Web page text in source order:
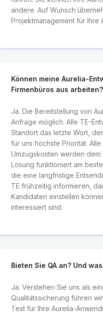
andere. Auf Wunsch
Projektmanagement für Ihre
Können meine Aurelia-
Firmenbüros aus arbeiten?
Ja. Die Bereitstellung von
Anfrage möglich. Alle TE-
Standort das letzte Wort,
für uns höchste Priorität.
Umzugskosten werden
Lösung funktioniert am
die eine langfristige
TE frühzeitig informieren,
Kandidaten einstellen
interessiert sind.
Bieten Sie QA an? Und
Ja. Verstehen Sie uns als
Qualitätssicherung führen
Test für Ihre Aurelia-